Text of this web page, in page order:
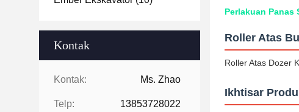
Kontak
Kontak: Ms. Zhao
Telp: 13853728022
Perlakuan Panas
Roller Atas
Roller Atas Dozer
Ikhtisar